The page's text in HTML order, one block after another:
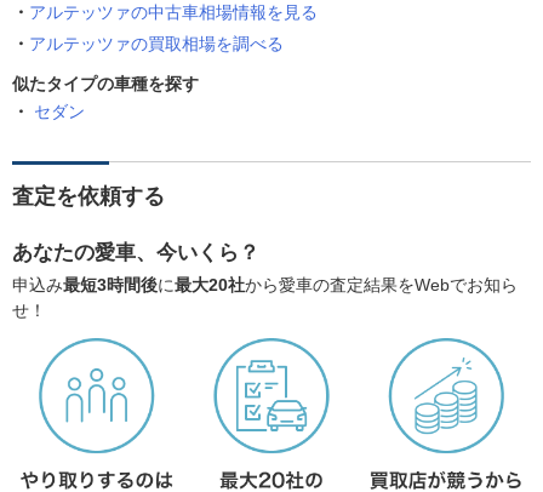
アルテッツァの中古車相場情報を見る
アルテッツァの買取相場を調べる
似たタイプの車種を探す
セダン
査定を依頼する
あなたの愛車、今いくら？
申込み最短3時間後に最大20社から愛車の査定結果をWebでお知ら
せ！